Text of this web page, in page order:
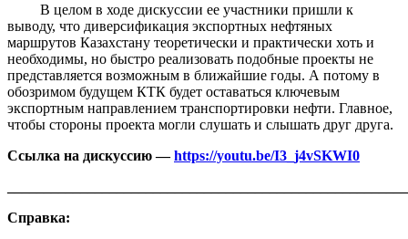
В целом в ходе дискуссии ее участники пришли к
выводу, что диверсификация экспортных нефтяных
маршрутов Казахстану теоретически и практически хоть и
необходимы, но быстро реализовать подобные проекты не
представляется возможным в ближайшие годы. А потому в
обозримом будущем КТК будет оставаться ключевым
экспортным направлением транспортировки нефти. Главное,
чтобы стороны проекта могли слушать и слышать друг друга.
Ссылка на дискуссию —https://youtu.be/I3_j4vSKWI0
Справка: